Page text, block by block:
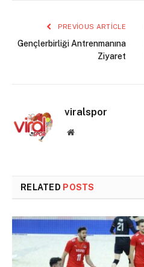
PREVIOUS ARTICLE
Gençlerbirliği Antrenmanına
Ziyaret
viralspor
Website
RELATED POSTS